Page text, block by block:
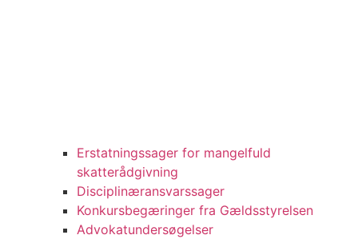
Erstatningssager for mangelfuld
skatterådgivning
Disciplinæransvarssager
Konkursbegæringer fra Gældsstyrelsen
Advokatundersøgelser